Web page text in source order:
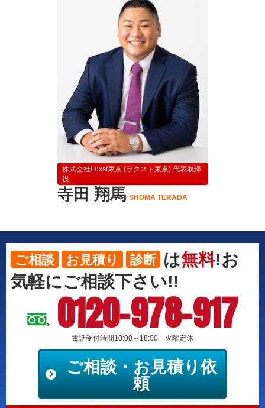
株式会社Luxst東京 (ラクスト東京) 代表取締
役
寺田 翔馬 SHOMA TERADA
ご相談 お見積り 診断 は無料!お
気軽にご相談下さい!!
0120-978-917
電話受付時間10:00～18:00 火曜定休
ご相談・お見積り依
頼